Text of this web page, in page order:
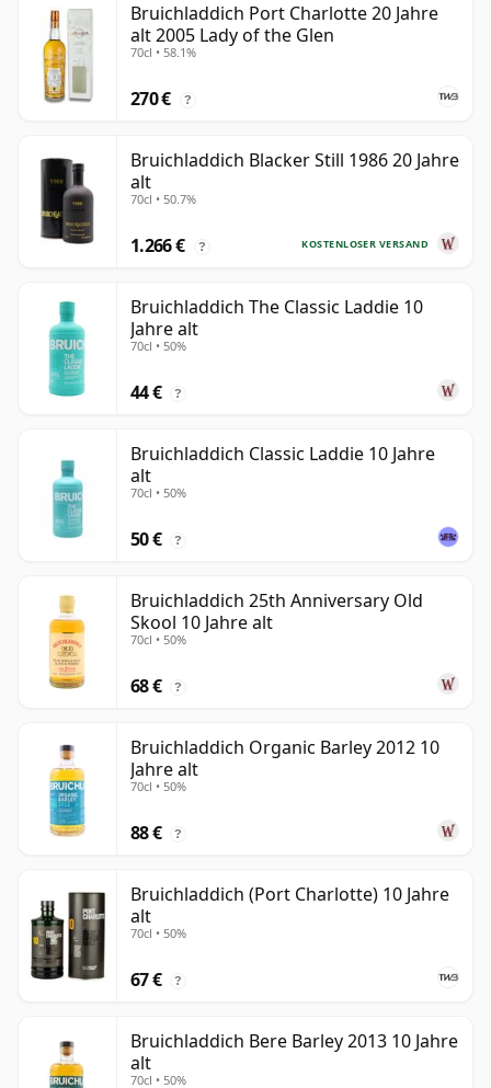
Bruichladdich Port Charlotte 20 Jahre
alt 2005 Lady of the Glen
70cl • 58.1%
270 € ?
Bruichladdich Blacker Still 1986 20 Jahre
alt
70cl • 50.7%
KOSTENLOSER VERSAND
1.266 € ?
Bruichladdich The Classic Laddie 10
Jahre alt
70cl • 50%
44 € ?
Bruichladdich Classic Laddie 10 Jahre
alt
70cl • 50%
50 € ?
Bruichladdich 25th Anniversary Old
Skool 10 Jahre alt
70cl • 50%
68 € ?
Bruichladdich Organic Barley 2012 10
Jahre alt
70cl • 50%
88 € ?
Bruichladdich (Port Charlotte) 10 Jahre
alt
70cl • 50%
67 € ?
Bruichladdich Bere Barley 2013 10 Jahre
alt
70cl • 50%